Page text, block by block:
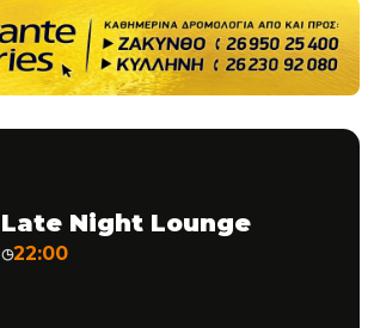
Late Night Lounge
◷22:00